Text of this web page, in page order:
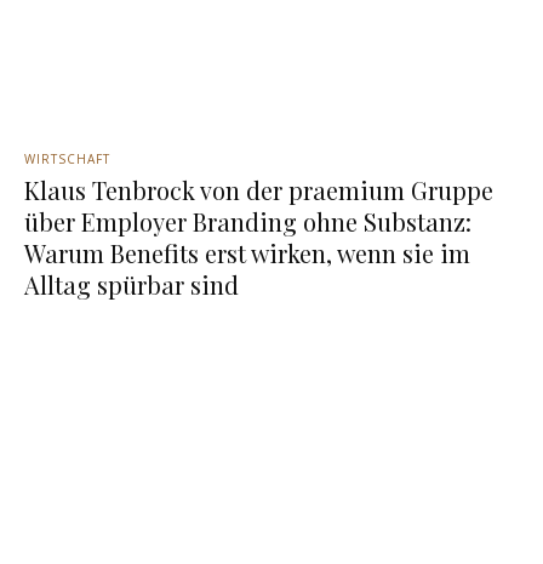
WIRTSCHAFT
Klaus Tenbrock von der praemium Gruppe
über Employer Branding ohne Substanz:
Warum Benefits erst wirken, wenn sie im
Alltag spürbar sind